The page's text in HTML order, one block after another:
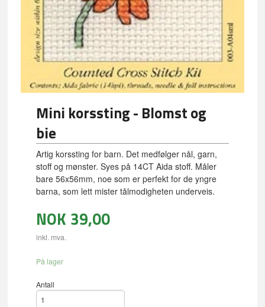
Mini korssting - Blomst og
bie
Artig korssting for barn. Det medfølger nål, garn,
stoff og mønster. Syes på 14CT Aida stoff. Måler
bare 56x56mm, noe som er perfekt for de yngre
barna, som lett mister tålmodigheten underveis.
NOK 39,00
inkl. mva.
På lager
Antall